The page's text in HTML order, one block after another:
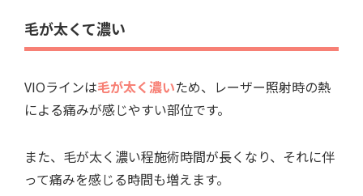
毛が太くて濃い
VIOラインは毛が太く濃いため、レーザー照射時の熱
による痛みが感じやすい部位です。
また、毛が太く濃い程施術時間が長くなり、それに伴
って痛みを感じる時間も増えます。